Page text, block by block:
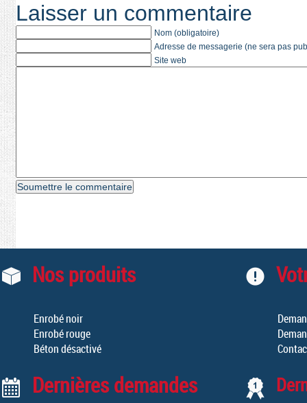
Laisser un commentaire
Nom (obligatoire)
Adresse de messagerie (ne sera pas
Site web
Nos produits
Enrobé noir
Enrobé rouge
Béton désactivé
Dernières demandes